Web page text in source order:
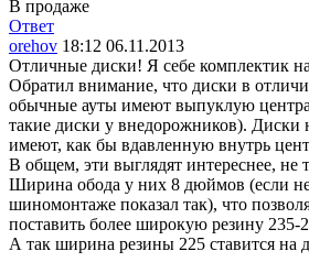
В продаже
Ответ
orehov 18:12 06.11.2013
Отличные диски! Я себе комплектик
Обратил внимание, что диски в
обычные ауты имеют выпуклую
такие диски у внедорожников). Диски
имеют, как бы вдавленную внутрь
В общем, эти выглядят интереснее, не
Ширина обода у них 8 дюймов (если
шиномонтаже показал так), что
поставить более широкую резину 235-
А так ширина резины 225 ставится на